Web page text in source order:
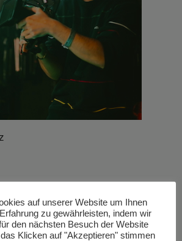
auf unserer Website um Ihnen
zu gewährleisten, indem wir
den nächsten Besuch der Website
Klicken auf "Akzeptieren" stimmen